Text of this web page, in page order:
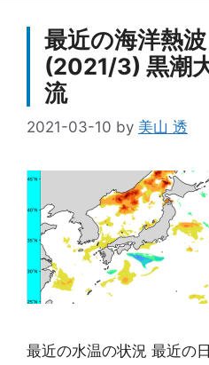
最近の海洋熱
(2021/3) 黒潮
流
2021-03-10 by 美山 透
最近の水温の状況 最近の